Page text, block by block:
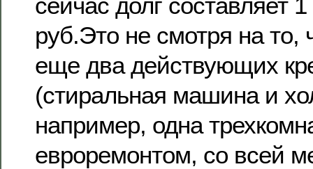
руб.Это не смотря на то,
еще два действующих
(стиральная машина и
например, одна
евроремонтом, со всей